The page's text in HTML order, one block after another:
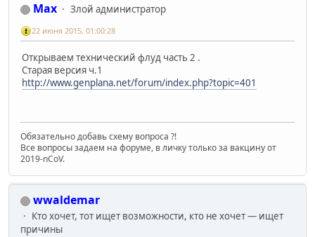
Max Злой администратор
22 июня 2015, 01:00:28
Открываем технический флуд часть 2 .
Старая версия ч.1
http://www.genplana.net/forum/index.php?topic=401
Обязательно добавь схему вопроса ?!
Все вопросы задаем на форуме, в личку только за вакцину от
2019-nCoV.
wwaldemar
Кто хочет, тот ищет возможности, кто не хочет — ищет
причины